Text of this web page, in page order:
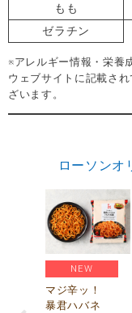
もも
ゼラチン
※アレルギー情報・栄養
ウェブサイトに記載さ
ざいます。
ローソン
NEW
マジ辛ッ！
暴君ハバネ